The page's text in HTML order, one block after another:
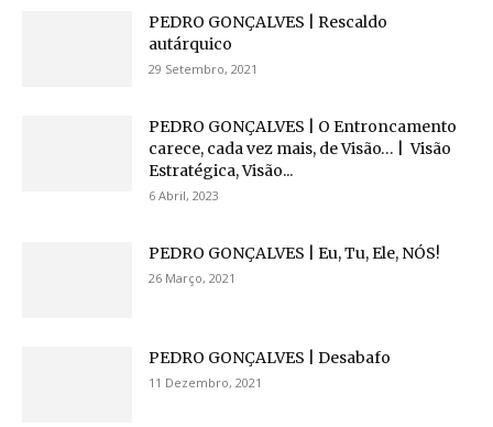
PEDRO GONÇALVES | Rescaldo
autárquico
29 Setembro, 2021
PEDRO GONÇALVES | O Entroncamento
carece, cada vez mais, de Visão… | Visão
Estratégica, Visão...
6 Abril, 2023
PEDRO GONÇALVES | Eu, Tu, Ele, NÓS!
26 Março, 2021
PEDRO GONÇALVES | Desabafo
11 Dezembro, 2021